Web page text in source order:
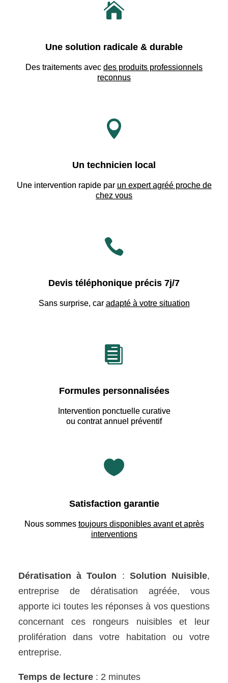

Une solution radicale & durable
Des traitements avec des produits professionnels
reconnus

Un technicien local
Une intervention rapide par un expert agréé proche de
chez vous

Devis téléphonique précis 7j/7
Sans surprise, car adapté à votre situation

Formules personnalisées
Intervention ponctuelle curative
ou contrat annuel préventif

Satisfaction garantie
Nous sommes toujours disponibles avant et après
interventions
Dératisation à Toulon : Solution Nuisible,
entreprise de dératisation agréée, vous
apporte ici toutes les réponses à vos questions
concernant ces rongeurs nuisibles et leur
prolifération dans votre habitation ou votre
entreprise.
Temps de lecture : 2 minutes